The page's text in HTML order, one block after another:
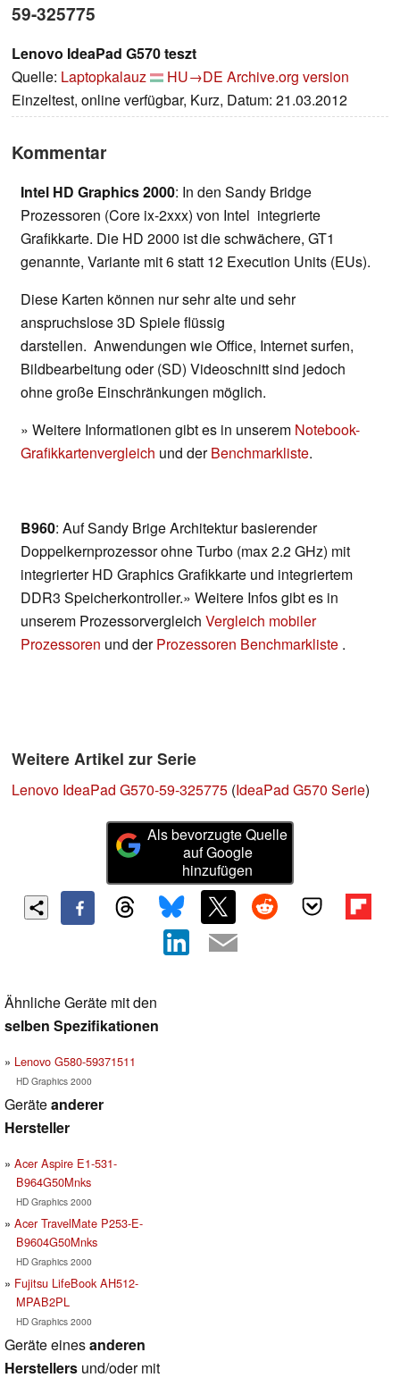
59-325775
Lenovo IdeaPad G570 teszt
Quelle: Laptopkalauz HU→DE Archive.org version
Einzeltest, online verfügbar, Kurz, Datum: 21.03.2012
Kommentar
Intel HD Graphics 2000: In den Sandy Bridge
Prozessoren (Core ix-2xxx) von Intel integrierte
Grafikkarte. Die HD 2000 ist die schwächere, GT1
genannte, Variante mit 6 statt 12 Execution Units (EUs).
Diese Karten können nur sehr alte und sehr
anspruchslose 3D Spiele flüssig
darstellen. Anwendungen wie Office, Internet surfen,
Bildbearbeitung oder (SD) Videoschnitt sind jedoch
ohne große Einschränkungen möglich.
» Weitere Informationen gibt es in unserem Notebook-
Grafikkartenvergleich und derBenchmarkliste.
B960: Auf Sandy Brige Architektur basierender
Doppelkernprozessor ohne Turbo (max 2.2 GHz) mit
integrierter HD Graphics Grafikkarte und integriertem
DDR3 Speicherkontroller.» Weitere Infos gibt es in
unserem Prozessorvergleich Vergleich mobiler
Prozessoren und derProzessoren Benchmarkliste .
Weitere Artikel zur Serie
Lenovo IdeaPad G570-59-325775 (IdeaPad G570 Serie)
Als bevorzugte Quelle
auf Google
hinzufügen
Ähnliche Geräte mit den
selben Spezifikationen
Lenovo G580-59371511
HD Graphics 2000
Geräteanderer
Hersteller
Acer Aspire E1-531-
B964G50Mnks
HD Graphics 2000
Acer TravelMate P253-E-
B9604G50Mnks
HD Graphics 2000
Fujitsu LifeBook AH512-
MPAB2PL
HD Graphics 2000
Geräte einesanderen
Herstellers und/oder mit